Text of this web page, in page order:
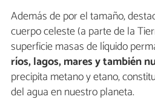
Además de por el tamaño,
cuerpo celeste (a parte de la
superficie masas de líquido
ríos, lagos, mares y también
precipita metano y etano,
del agua en nuestro planeta.